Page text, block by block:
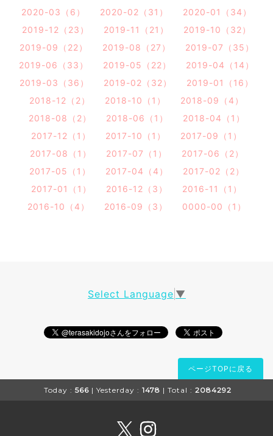
2020-03（6）
2020-02（31）
2020-01（34）
2019-12（23）
2019-11（21）
2019-10（32）
2019-09（22）
2019-08（27）
2019-07（35）
2019-06（33）
2019-05（22）
2019-04（14）
2019-03（36）
2019-02（32）
2019-01（16）
2018-12（2）
2018-10（1）
2018-09（4）
2018-08（2）
2018-06（1）
2018-04（1）
2017-12（1）
2017-10（1）
2017-09（1）
2017-08（1）
2017-07（1）
2017-06（2）
2017-05（1）
2017-04（4）
2017-02（2）
2017-01（1）
2016-12（3）
2016-11（1）
2016-10（4）
2016-09（3） 0000-00（1）
Select Language ▼
ページTOPに戻る
Today : 566 | Yesterday : 1478 | Total : 2084292